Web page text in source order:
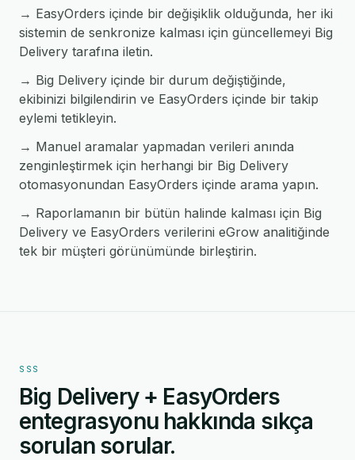
→ EasyOrders içinde bir değişiklik olduğunda, her iki
sistemin de senkronize kalması için güncellemeyi Big
Delivery tarafına iletin.
→ Big Delivery içinde bir durum değiştiğinde,
ekibinizi bilgilendirin ve EasyOrders içinde bir takip
eylemi tetikleyin.
→ Manuel aramalar yapmadan verileri anında
zenginleştirmek için herhangi bir Big Delivery
otomasyonundan EasyOrders içinde arama yapın.
→ Raporlamanın bir bütün halinde kalması için Big
Delivery ve EasyOrders verilerini eGrow analitiğinde
tek bir müşteri görünümünde birleştirin.
SSS
Big Delivery + EasyOrders
entegrasyonu hakkında sıkça
sorulan sorular.